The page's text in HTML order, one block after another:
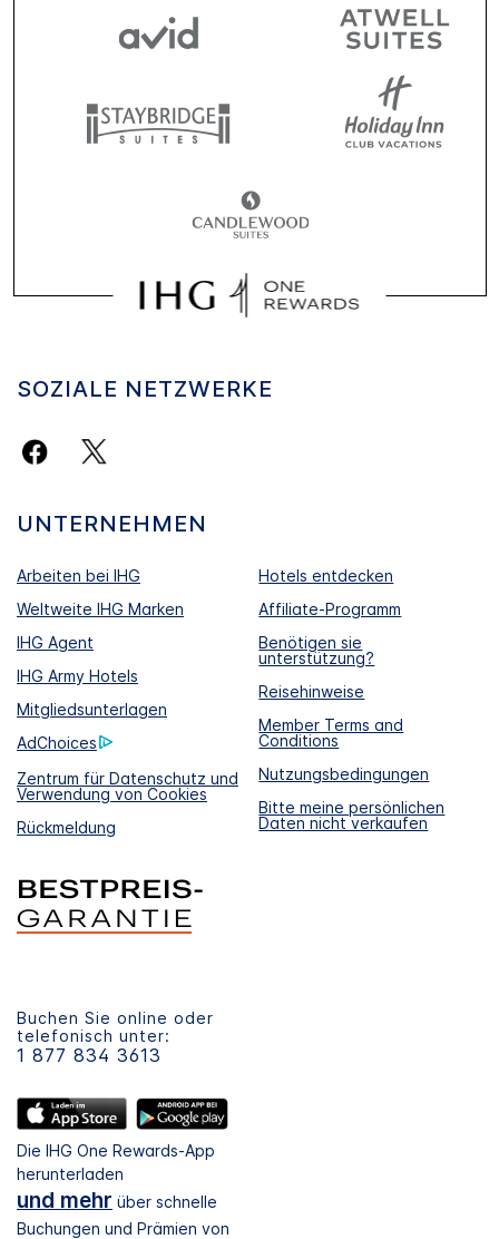
SOZIALE NETZWERKE
UNTERNEHMEN
Arbeiten bei IHG
Hotels entdecken
Weltweite IHG Marken
Affiliate-Programm
IHG Agent
Benötigen sie
unterstützung?
IHG Army Hotels
Reisehinweise
Mitgliedsunterlagen
Member Terms and
Conditions
AdChoices
Nutzungsbedingungen
Zentrum für Datenschutz und
Verwendung von Cookies
Bitte meine persönlichen
Daten nicht verkaufen
Rückmeldung
Buchen Sie online oder
telefonisch unter:
1 877 834 3613
Die IHG One Rewards-App
herunterladen
und mehr über schnelle
Buchungen und Prämien von